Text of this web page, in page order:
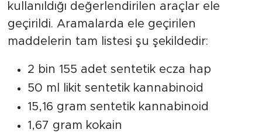
kullanıldığı değerlendirilen araçlar ele
geçirildi. Aramalarda ele geçirilen
maddelerin tam listesi şu şekildedir:
2 bin 155 adet sentetik ecza hap
50 ml likit sentetik kannabinoid
15,16 gram sentetik kannabinoid
1,67 gram kokain